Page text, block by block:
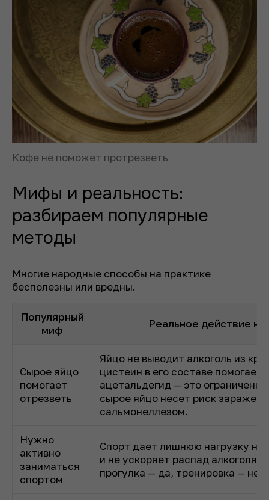
Кофе не поможет протрезветь
Мифы и реальность:
разбираем популярные
методы
Многие народные способы на практике
бесполезны или вредны.
Популярный
миф
Реальное действие на
Сырое яйцо
помогает
отрезветь
Яйцо не выводит алкоголь из
цистеин в его составе помогает
ацетальдегид — это
сырое яйцо несет риск
сальмонеллезом.
Нужно
активно
заниматься
спортом
Спорт дает лишнюю нагрузку на
и не ускоряет распад алкоголя
прогулка — да, тренировка — нет.